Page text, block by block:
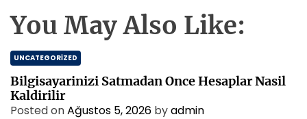
You May Also Like:
UNCATEGORIZED
Bilgisayarinizi Satmadan Once Hesaplar Nasil
Kaldirilir
Posted onAğustos 5, 2026 byadmin